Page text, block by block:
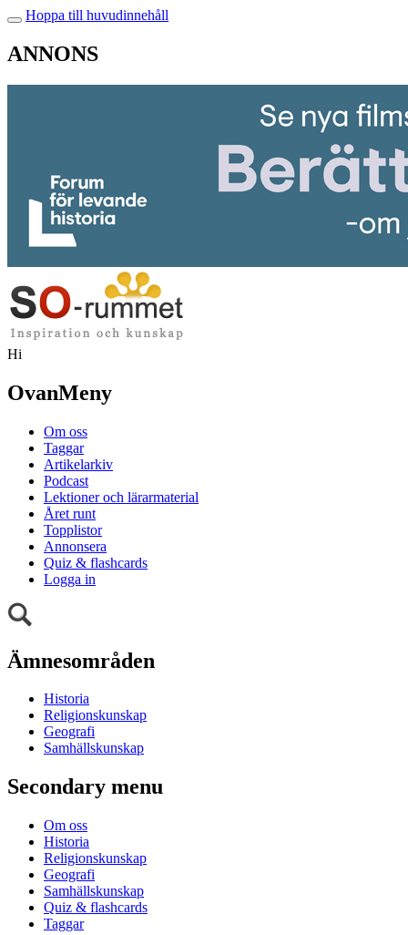
Hoppa till huvudinnehåll
ANNONS
Hi
OvanMeny
Om oss
Taggar
Artikelarkiv
Podcast
Lektioner och lärarmaterial
Året runt
Topplistor
Annonsera
Quiz & flashcards
Logga in
Ämnesområden
Historia
Religionskunskap
Geografi
Samhällskunskap
Secondary menu
Om oss
Historia
Religionskunskap
Geografi
Samhällskunskap
Quiz & flashcards
Taggar